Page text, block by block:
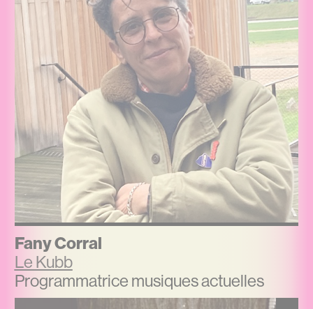
Fany Corral
Le Kubb
Programmatrice musiques actuelles